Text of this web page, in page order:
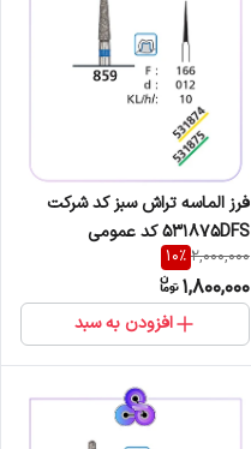
فرز الماسه تراش سبز کد شرکت
531875DFS کد عمومی
859/166/012
2,000,000
10%
1,800,000
افزودن به سبد